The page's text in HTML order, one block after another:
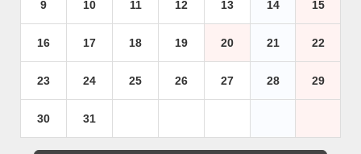
9 10 11 12 13 14 15
16 17 18 19 20 21 22
23 24 25 26 27 28 29
30 31